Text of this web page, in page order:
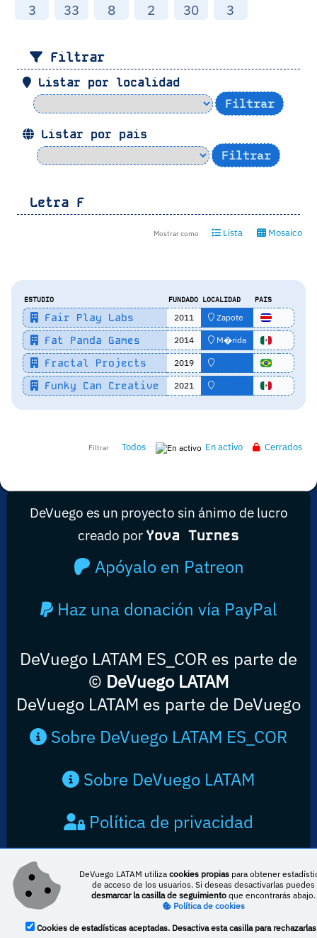
3 33 8 2 30 3
Filtrar
Listar por localidad
Listar por pais
Letra F
Mostrar como Lista Mosaico
ESTUDIO FUNDADO LOCALIDAD PAIS
Fair Play Labs 2011 Zapote
Fat Panda Games 2014 M�rida
Fractal Projects 2019
Funky Can Creative 2021
Filtrar Todos En activo Cerrados
DeVuego es un proyecto sin ánimo de lucro
creado por Yova Turnes
Apóyalo en Patreon
Haz una donación vía PayPal
DeVuego LATAM ES_COR es parte de
© DeVuego LATAM
DeVuego LATAM es parte de DeVuego
Sobre DeVuego LATAM ES_COR
Sobre DeVuego LATAM
Política de privacidad
Contacto
DeVuego LATAM utilizacookies propias para obtener
de acceso de los usuarios. Si deseas desactivarlas puedes
desmarcar la casilla de seguimiento que encontrarás abajo.
Política de cookies
Cookies de estadísticas aceptadas. Desactiva esta casilla para